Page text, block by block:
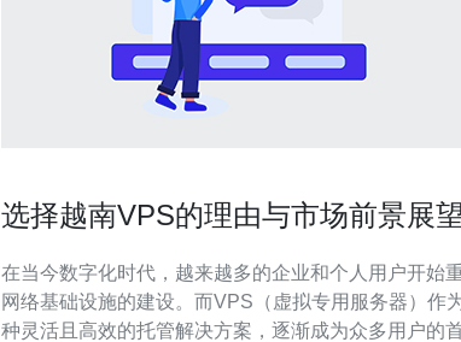
选择越南VPS的理由与市场前景展望
在当今数字化时代，越来越多的企业和个人用户开始
网络基础设施的建设。而VPS（虚拟专用服务器）作
种灵活且高效的托管解决方案，逐渐成为众多用户的